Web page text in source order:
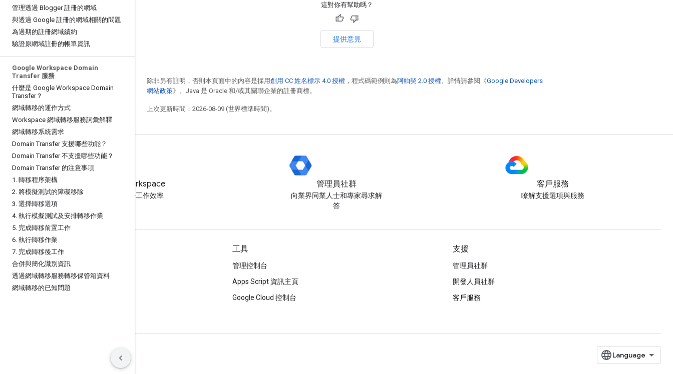
管理透過 Blogger 註冊的網域
與透過 Google 註冊的網域相關的問題
為過期的註冊網域續約
驗證原網域註冊的帳單資訊
Google Workspace Domain
Transfer 服務
什麼是 Google Workspace Domain
Transfer？
網域轉移的運作方式
Workspace 網域轉移服務詞彙解釋
網域轉移系統需求
Domain Transfer 支援哪些功能？
Domain Transfer 不支援哪些功能？
Domain Transfer 的注意事項
1 . 轉移程序架構
2. 將模擬測試的障礙移除
3. 選擇轉移選項
4. 執行模擬測試及安排轉移作業
5. 完成轉移前置工作
6. 執行轉移作業
7. 完成轉移後工作
合併與簡化識別資訊
透過網域轉移服務轉移保管箱資料
網域轉移的已知問題
這對你有幫助嗎？
提供意見
除非另有註明，否則本頁面中的內容是採用創用 CC 姓名標示 4.0 授權 ，程式碼範例則為阿帕契 2.0 授權。詳情請參閱《Google Developers
網站政策》。Java 是 Oracle 和/或其關聯企業的註冊商標。
上次更新時間：2026-08-09 (世界標準時間)。
試用 Google Workspace
免付費運用 AI 提升工作效率
管理員社群
向業界同業人士和專家尋求解
答
客戶服務
瞭解支援選項與服務
說明文件與培訓
說明中心
開發人員指南
工具
管理控制台
Apps Script 資訊主頁
Google Cloud 控制台
支援
管理員社群
開發人員社群
客戶服務